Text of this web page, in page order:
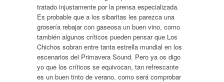
tratado injustamente por la prensa especializada.
Es probable que a los sibaritas les parezca una
grosería rebajar con gaseosa un buen vino, como
también algunos críticos pueden pensar que Los
Chichos sobran entre tanta estrella mundial en los
escenarios del Primavera Sound. Pero ya os digo
yo que los críticos se equivocan, tan refrescante
es un buen tinto de verano, como será comprobar